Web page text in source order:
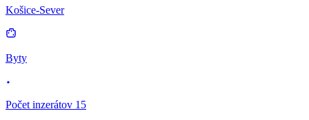
Košice-Sever
Byty
Počet inzerátov 15